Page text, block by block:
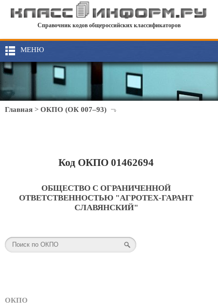
Справочник кодов общероссийских классификаторов
МЕНЮ
Главная > ОКПО (ОК 007–93)
Код ОКПО 01462694
ОБЩЕСТВО С ОГРАНИЧЕННОЙ
ОТВЕТСТВЕННОСТЬЮ "АГРОТЕХ-ГАРАНТ
СЛАВЯНСКИЙ"
ОКПО